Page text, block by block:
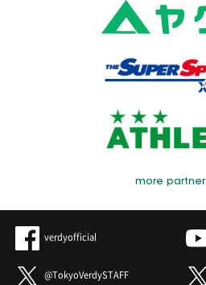
more partner
verdyofficial
@TokyoVerdySTAFF